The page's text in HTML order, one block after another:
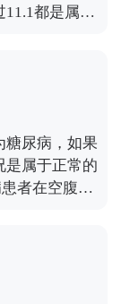
都是属于
糖尿病，如果
是属于正常的
者在空腹状
到改善的效
要服用降糖